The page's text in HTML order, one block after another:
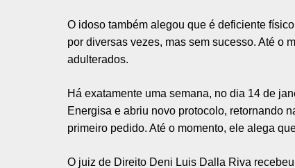
O idoso também alegou que é deficiente
por diversas vezes, mas sem sucesso. Até o
adulterados.
Há exatamente uma semana, no dia 14 de
Energisa e abriu novo protocolo, retornando
primeiro pedido. Até o momento, ele alega
O juiz de Direito Deni Luis Dalla Riva